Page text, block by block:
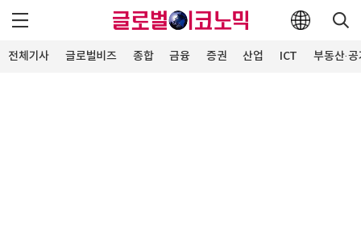
전체기사 글로벌비즈 종합 금융 증권 산업 ICT 부동산·